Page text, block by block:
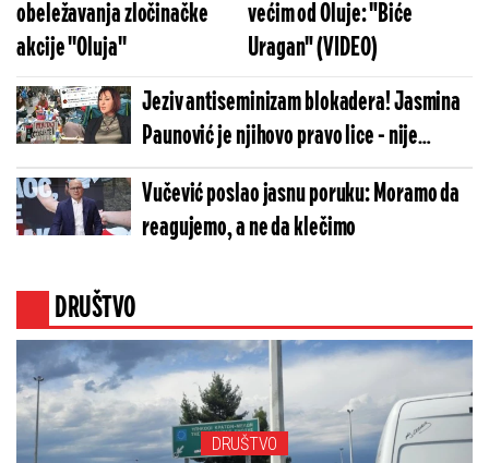
obeležavanja zločinačke
akcije ''Oluja''
većim od Oluje: "Biće
Uragan" (VIDEO)
Jeziv antiseminizam blokadera! Jasmina
Paunović je njihovo pravo lice - nije
greškom druga na listi! (FOTO)
Vučević poslao jasnu poruku: Moramo da
reagujemo, a ne da klečimo
DRUŠTVO
DRUŠTVO